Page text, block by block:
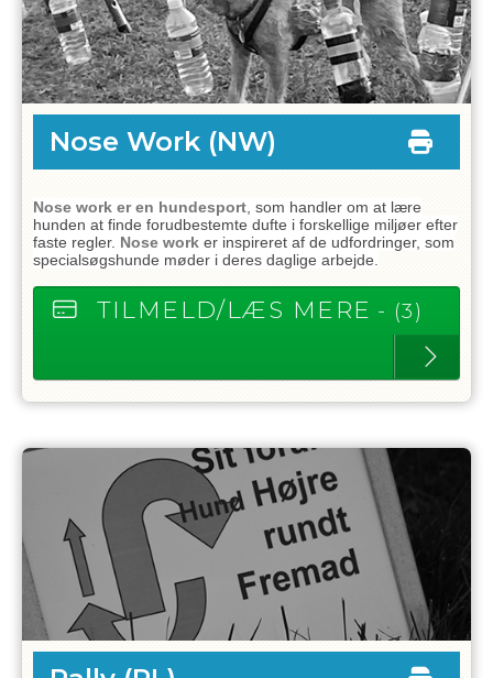
Nose Work (NW)
Nose work er en hundesport, som handler om at lære
hunden at finde forudbestemte dufte i forskellige miljøer efter
faste regler. Nose worker inspireret af de udfordringer, som
specialsøgshunde møder i deres daglige arbejde.
TILMELD/LÆS MERE - (3)